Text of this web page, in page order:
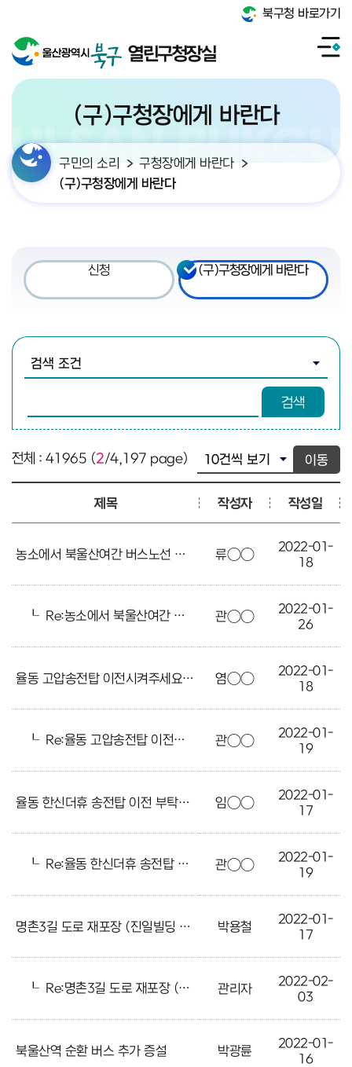
북구청 바로가기
열린구청장실
(구)구청장에게 바란다
구민의 소리
구청장에게 바란다
(구)구청장에게 바란다
신청 (구)구청장에게 바란다
검색
이동
전체 : 41965 (2/4,197 page)
제목 작성자 작성일
농소에서 북울산여간 버스노선 개선요구 류○○
2022-01-
18
┖ Re:농소에서 북울산여간 버스노선 개선요구 관○○
2022-01-
26
율동 고압송전탑 이전시켜주세요 염○○
2022-01-
18
┖ Re:율동 고압송전탑 이전시켜주세요 관○○
2022-01-
19
율동 한신더휴 송전탑 이전 부탁드립니다 임○○
2022-01-
17
┖ Re:율동 한신더휴 송전탑 이전 부탁드립니다 관○○
2022-01-
19
명촌3길 도로 재포장 (진일빌딩 ~ 부산돼지국밥) 박용철
2022-01-
17
┖ Re:명촌3길 도로 재포장 (진일빌딩 ~ 부산돼지국밥) 관리자
2022-02-
03
북울산역 순환 버스 추가 증설 박광륜
2022-01-
16